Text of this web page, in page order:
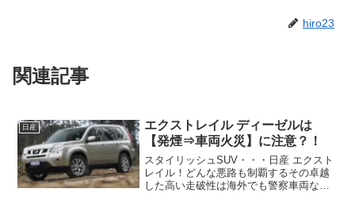
hiro23
関連記事
日産
エクストレイル ディーゼルは
【発煙⇒車両火災】に注意？！
スタイリッシュSUV・・・日産 エクスト
レイル！どんな悪路も制覇するその卓越
した高い走破性は海外でも警察車両など